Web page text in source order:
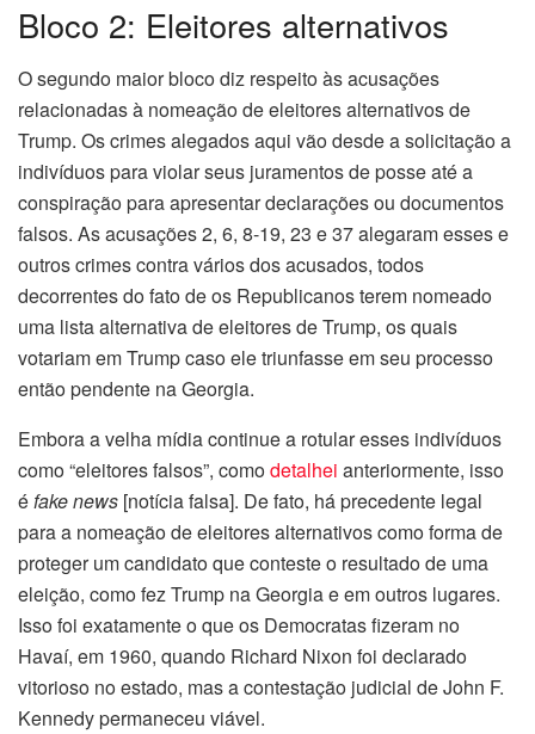
Bloco 2: Eleitores alternativos
O segundo maior bloco diz respeito às acusações
relacionadas à nomeação de eleitores alternativos de
Trump. Os crimes alegados aqui vão desde a solicitação a
indivíduos para violar seus juramentos de posse até a
conspiração para apresentar declarações ou documentos
falsos. As acusações 2, 6, 8-19, 23 e 37 alegaram esses e
outros crimes contra vários dos acusados, todos
decorrentes do fato de os Republicanos terem nomeado
uma lista alternativa de eleitores de Trump, os quais
votariam em Trump caso ele triunfasse em seu processo
então pendente na Georgia.
Embora a velha mídia continue a rotular esses indivíduos
como “eleitores falsos”, comodetalhei anteriormente, isso
éfake news [notícia falsa]. De fato, há precedente legal
para a nomeação de eleitores alternativos como forma de
proteger um candidato que conteste o resultado de uma
eleição, como fez Trump na Georgia e em outros lugares.
Isso foi exatamente o que os Democratas fizeram no
Havaí, em 1960, quando Richard Nixon foi declarado
vitorioso no estado, mas a contestação judicial de John F.
Kennedy permaneceu viável.